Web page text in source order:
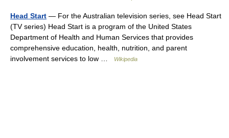
Head Start — For the Australian television series, see Head Start
(TV series) Head Start is a program of the United States
Department of Health and Human Services that provides
comprehensive education, health, nutrition, and parent
involvement services to low …
Wikipedia